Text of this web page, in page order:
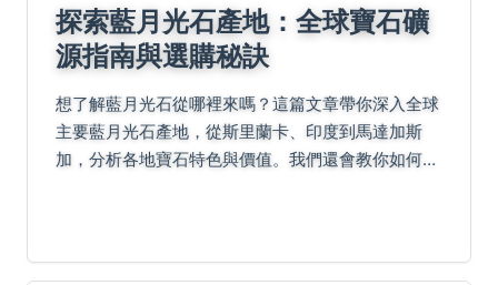
探索藍月光石產地：全球寶石礦
源指南與選購秘訣
想了解藍月光石從哪裡來嗎？這篇文章帶你深入全球
主要藍月光石產地，從斯里蘭卡、印度到馬達加斯
加，分析各地寶石特色與價值。我們還會教你如何從